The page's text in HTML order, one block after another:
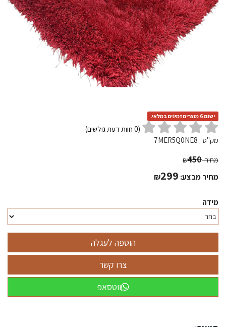
ישנם 6 מוצרים זמינים במלאי.
(
0 חוות דעת גולשים)
מק"ט : 7MER5Q0NE8
מחיר: ₪450
מחיר מבצע: ₪299
מידה
ווטסאפ